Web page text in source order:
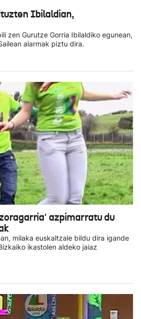
Ibilaldian,
zen Gurutze Gorria Ibilaldiko egunean,
alarmak piztu dira.
azpimarratu du
milaka euskaltzale bildu dira igande
ikastolen aldeko jaiaz